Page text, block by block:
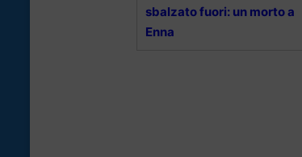
sbalzato fuori: un morto a
Enna